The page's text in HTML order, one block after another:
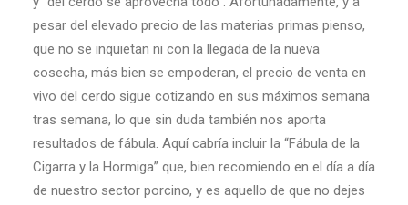
pesar del elevado precio de las materias primas pienso,
que no se inquietan ni con la llegada de la nueva
cosecha, más bien se empoderan, el precio de venta en
vivo del cerdo sigue cotizando en sus máximos semana
tras semana, lo que sin duda también nos aporta
resultados de fábula. Aquí cabría incluir la “Fábula de la
Cigarra y la Hormiga” que, bien recomiendo en el día a día
de nuestro sector porcino, y es aquello de que no dejes